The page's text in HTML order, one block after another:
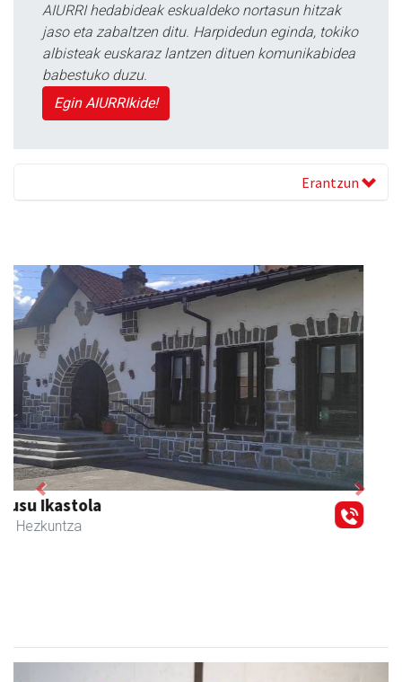
AIURRI hedabideak eskualdeko nortasun hitzak
jaso eta zabaltzen ditu. Harpidedun eginda, tokiko
albisteak euskaraz lantzen dituen komunikabidea
babestuko duzu.
Egin AIURRIkide!
Erantzun
Previous Next